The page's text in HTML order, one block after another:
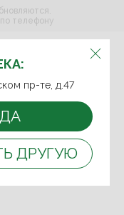
ВЫБЕРИТЕ АПТЕКУ:
пр-те, д.47
ДА
ДРУГУЮ
телефону